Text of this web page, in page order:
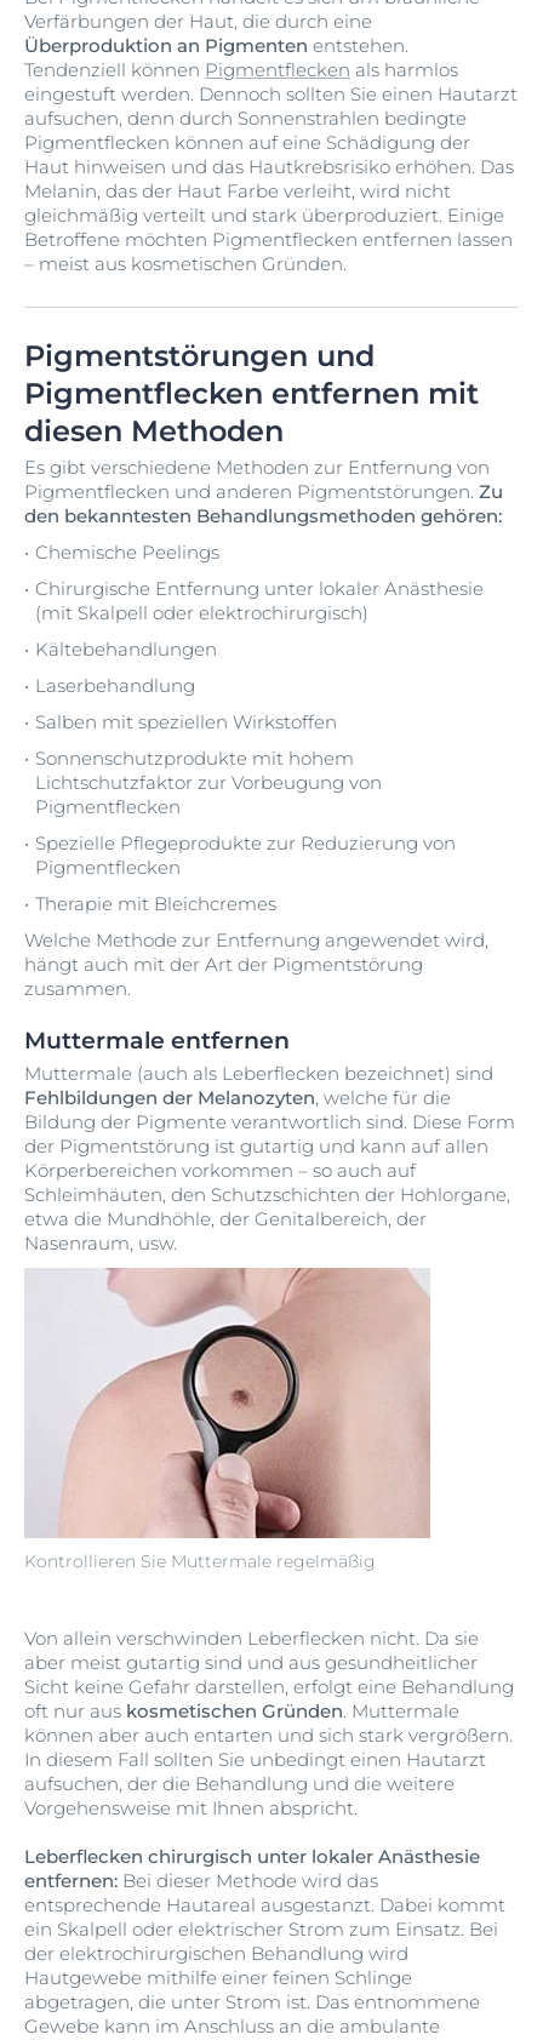
Verfärbungen der Haut, die durch eine
Überproduktion an Pigmenten entstehen.
Tendenziell können Pigmentflecken als harmlos
eingestuft werden. Dennoch sollten Sie einen Hautarzt
aufsuchen, denn durch Sonnenstrahlen bedingte
Pigmentflecken können auf eine Schädigung der
Haut hinweisen und das Hautkrebsrisiko erhöhen. Das
Melanin, das der Haut Farbe verleiht, wird nicht
gleichmäßig verteilt und stark überproduziert. Einige
Betroffene möchten Pigmentflecken entfernen lassen
– meist aus kosmetischen Gründen.
Pigmentstörungen und
Pigmentflecken entfernen mit
diesen Methoden
Es gibt verschiedene Methoden zur Entfernung von
Pigmentflecken und anderen Pigmentstörungen. Zu
den bekanntesten Behandlungsmethoden gehören:
Chemische Peelings
Chirurgische Entfernung unter lokaler Anästhesie
(mit Skalpell oder elektrochirurgisch)
Kältebehandlungen
Laserbehandlung
Salben mit speziellen Wirkstoffen
Sonnenschutzprodukte mit hohem
Lichtschutzfaktor zur Vorbeugung von
Pigmentflecken
Spezielle Pflegeprodukte zur Reduzierung von
Pigmentflecken
Therapie mit Bleichcremes
Welche Methode zur Entfernung angewendet wird,
hängt auch mit der Art der Pigmentstörung
zusammen.
Muttermale entfernen
Kontrollieren Sie Muttermale regelmäßig
Muttermale (auch als Leberflecken bezeichnet) sind
Fehlbildungen der Melanozyten, welche für die
Bildung der Pigmente verantwortlich sind. Diese Form
der Pigmentstörung ist gutartig und kann auf allen
Körperbereichen vorkommen – so auch auf
Schleimhäuten, den Schutzschichten der Hohlorgane,
etwa die Mundhöhle, der Genitalbereich, der
Nasenraum, usw.
Von allein verschwinden Leberflecken nicht. Da sie
aber meist gutartig sind und aus gesundheitlicher
Sicht keine Gefahr darstellen, erfolgt eine Behandlung
oft nur aus kosmetischen Gründen. Muttermale
können aber auch entarten und sich stark vergrößern.
In diesem Fall sollten Sie unbedingt einen Hautarzt
aufsuchen, der die Behandlung und die weitere
Vorgehensweise mit Ihnen abspricht.
Leberflecken chirurgisch unter lokaler Anästhesie
entfernen: Bei dieser Methode wird das
entsprechende Hautareal ausgestanzt. Dabei kommt
ein Skalpell oder elektrischer Strom zum Einsatz. Bei
der elektrochirurgischen Behandlung wird
Hautgewebe mithilfe einer feinen Schlinge
abgetragen, die unter Strom ist. Das entnommene
Gewebe kann im Anschluss an die ambulante